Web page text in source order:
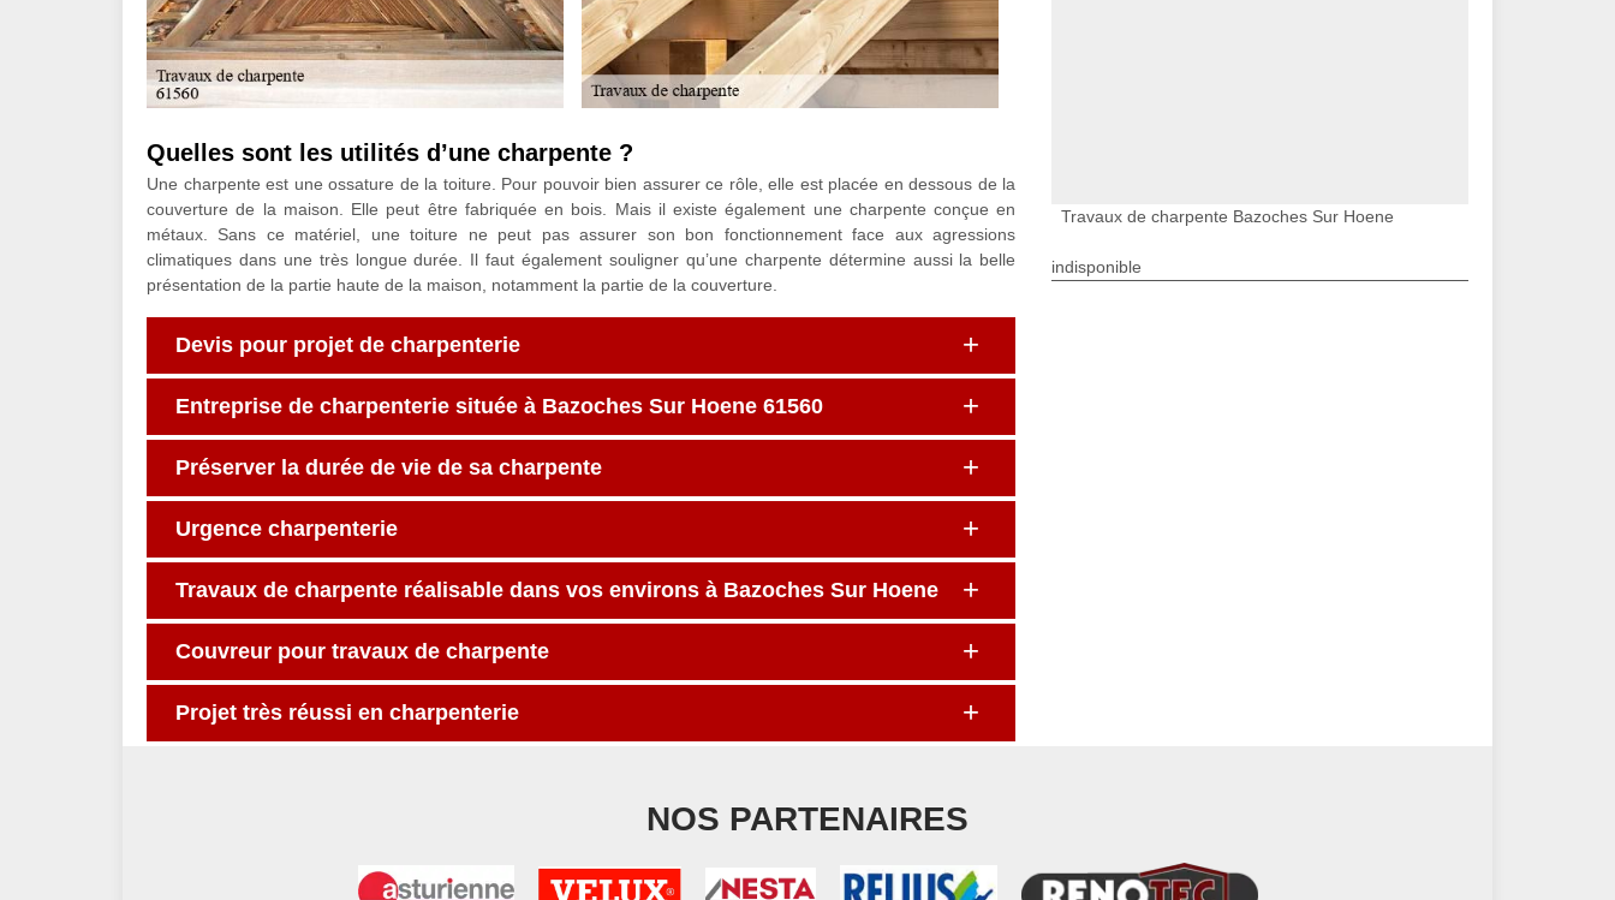
Quelles sont les utilités d’une charpente ?
Une charpente est une ossature de la toiture. Pour pouvoir bien assurer ce rôle, elle est placée en dessous de la
couverture de la maison. Elle peut être fabriquée en bois. Mais il existe également une charpente conçue en
métaux. Sans ce matériel, une toiture ne peut pas assurer son bon fonctionnement face aux agressions
climatiques dans une très longue durée. Il faut également souligner qu’une charpente détermine aussi la belle
présentation de la partie haute de la maison, notamment la partie de la couverture.
Devis pour projet de charpenterie
Entreprise de charpenterie située à Bazoches Sur Hoene 61560
Préserver la durée de vie de sa charpente
Urgence charpenterie
Travaux de charpente réalisable dans vos environs à Bazoches Sur Hoene
Couvreur pour travaux de charpente
Projet très réussi en charpenterie
Travaux de charpente Bazoches Sur Hoene
indisponible
NOS PARTENAIRES